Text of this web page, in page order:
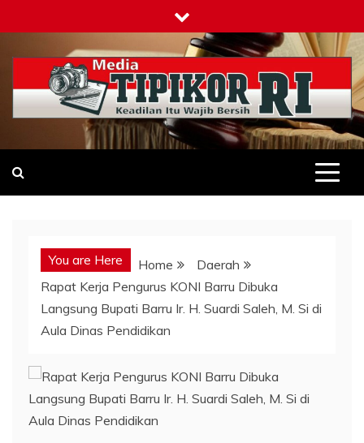
to
content
Tipikor-ri-online.my.id
Keadilan Itu Wajib Bersih
You are Here Home
Daerah
Rapat Kerja Pengurus KONI Barru Dibuka
Langsung Bupati Barru Ir. H. Suardi Saleh, M. Si di
Aula Dinas Pendidikan